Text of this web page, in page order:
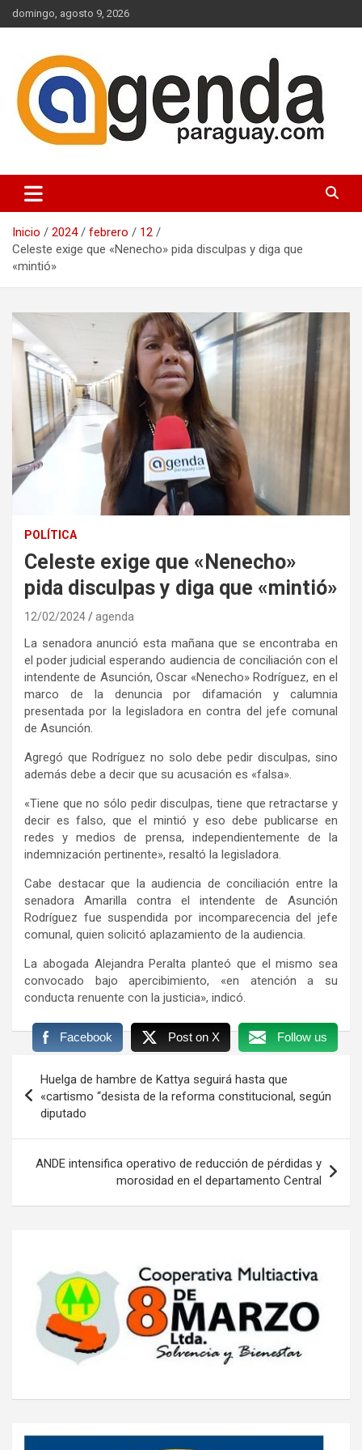
Saltar
al
domingo, agosto 9, 2026
Agenda Paraguay
Inicio 2024 febrero
12
Celeste exige que «Nenecho» pida disculpas y diga que
«mintió»
POLÍTICA
Celeste exige que «Nenecho»
pida disculpas y diga que «mintió»
12/02/2024 agenda
La senadora anunció esta mañana que se encontraba en
el poder judicial esperando audiencia de conciliación con el
intendente de Asunción, Oscar «Nenecho» Rodríguez, en el
marco de la denuncia por difamación y calumnia
presentada por la legisladora en contra del jefe comunal
de Asunción.
Agregó que Rodríguez no solo debe pedir disculpas, sino
además debe a decir que su acusación es «falsa».
«Tiene que no sólo pedir disculpas, tiene que retractarse y
decir es falso, que el mintió y eso debe publicarse en
redes y medios de prensa, independientemente de la
indemnización pertinente», resaltó la legisladora.
Cabe destacar que la audiencia de conciliación entre la
senadora Amarilla contra el intendente de Asunción
Rodríguez fue suspendida por incomparecencia del jefe
comunal, quien solicitó aplazamiento de la audiencia.
La abogada Alejandra Peralta planteó que el mismo sea
convocado bajo apercibimiento, «en atención a su
conducta renuente con la justicia», indicó.
Facebook Post on X Follow us
de
entradas
Huelga de hambre de Kattya seguirá hasta que
«cartismo “desista de la reforma constitucional, según
diputado
ANDE intensifica operativo de reducción de pérdidas y
morosidad en el departamento Central